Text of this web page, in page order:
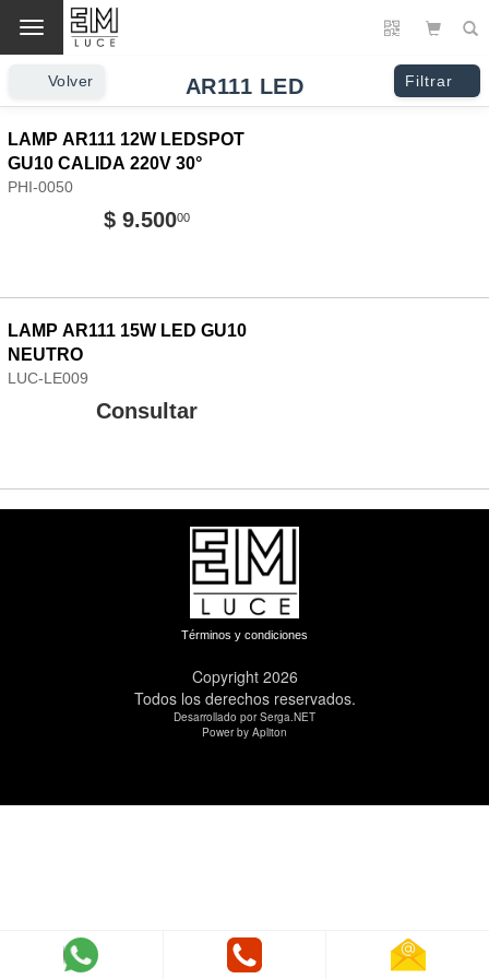
Cambio
Volver AR111 LED Filtrar
LAMP AR111 12W LEDSPOT
GU10 CALIDA 220V 30°
PHI-0050
$ 9.50000
LAMP AR111 15W LED GU10
NEUTRO
LUC-LE009
Consultar
Términos y condiciones
Copyright 2026
Todos los derechos reservados.
Desarrollado por Serga.NET
Power by Apliton